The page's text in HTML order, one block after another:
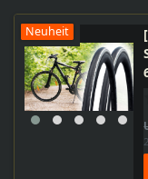
Neuheit
2